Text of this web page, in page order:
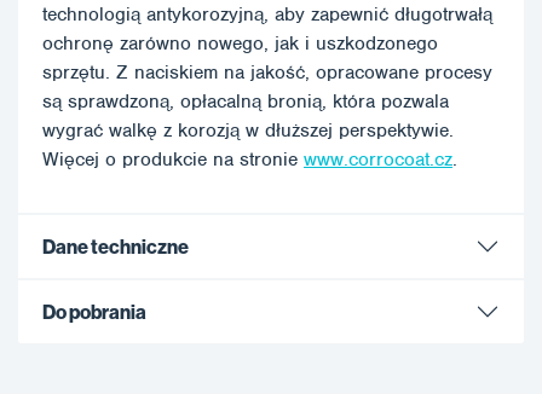
technologią antykorozyjną, aby zapewnić długotrwałą
ochronę zarówno nowego, jak i uszkodzonego
sprzętu. Z naciskiem na jakość, opracowane procesy
są sprawdzoną, opłacalną bronią, która pozwala
wygrać walkę z korozją w dłuższej perspektywie.
Więcej o produkcie na stronie www.corrocoat.cz.
Dane techniczne
Do pobrania